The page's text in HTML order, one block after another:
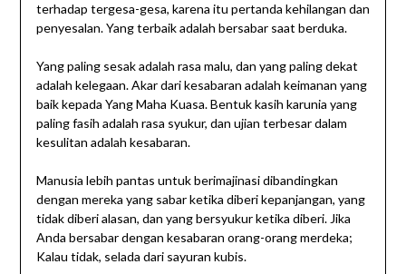
terhadap tergesa-gesa, karena itu pertanda kehilangan dan
penyesalan. Yang terbaik adalah bersabar saat berduka.
Yang paling sesak adalah rasa malu, dan yang paling dekat
adalah kelegaan. Akar dari kesabaran adalah keimanan yang
baik kepada Yang Maha Kuasa. Bentuk kasih karunia yang
paling fasih adalah rasa syukur, dan ujian terbesar dalam
kesulitan adalah kesabaran.
Manusia lebih pantas untuk berimajinasi dibandingkan
dengan mereka yang sabar ketika diberi kepanjangan, yang
tidak diberi alasan, dan yang bersyukur ketika diberi. Jika
Anda bersabar dengan kesabaran orang-orang merdeka;
Kalau tidak, selada dari sayuran kubis.